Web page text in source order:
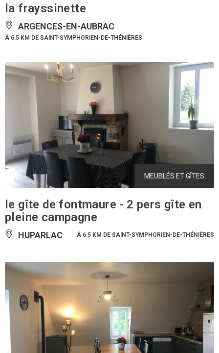
la frayssinette
ARGENCES-EN-AUBRAC
À 6.5 KM DE SAINT-SYMPHORIEN-DE-THÉNIÈRES
MEUBLÉS ET GÎTES
le gîte de fontmaure - 2 pers gîte en
pleine campagne
HUPARLAC À 6.5 KM DE SAINT-SYMPHORIEN-DE-THÉNIÈRES